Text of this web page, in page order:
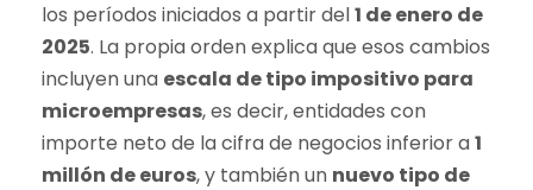
los períodos iniciados a partir del1 de enero de
2025. La propia orden explica que esos cambios
incluyen una escala de tipo impositivo para
microempresas, es decir, entidades con
importe neto de la cifra de negocios inferior a1
millón de euros, y también un nuevo tipo de